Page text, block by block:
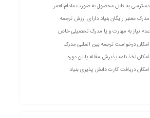
دسترسی به فایل محصول به صورت مادام‌العمر
مدرک معتبر رایگان بنیاد دارای ارزش ترجمه
عدم نیاز به مهارت و یا مدرک تحصیلی خاص
امکان درخواست ترجمه بین المللی مدرک
امکان اخذ نامه پذیرش مقاله پایان دوره
امکان دریافت کارت دانش پذیری بنیاد